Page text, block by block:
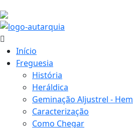
Início
Freguesia
História
Heráldica
Geminação Aljustrel - Hem
Caracterização
Como Chegar